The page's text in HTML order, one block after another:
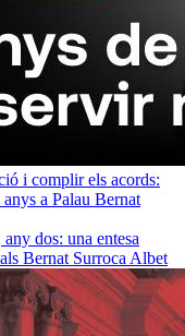
i complir els acords:
a Palau Bernat
dos: una entesa
Bernat Surroca Albet